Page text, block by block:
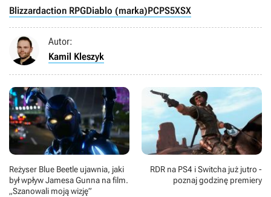
Blizzardaction RPGDiablo (marka)PCPS5XSX
Autor:
Kamil Kleszyk
Reżyser Blue Beetle ujawnia, jaki
był wpływ Jamesa Gunna na film.
„Szanowali moją wizję”
RDR na PS4 i Switcha już jutro -
poznaj godzinę premiery